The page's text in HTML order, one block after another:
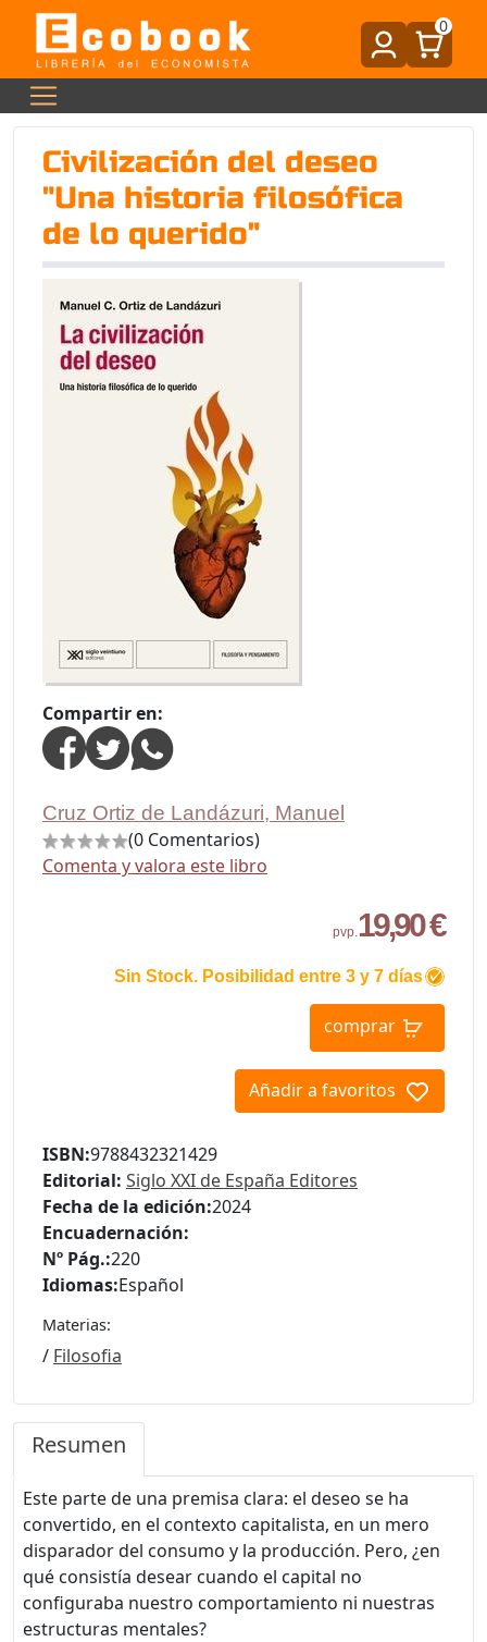
0
Civilización del deseo
"Una historia filosófica
de lo querido"
Compartir en:
Cruz Ortiz de Landázuri, Manuel
(0 Comentarios)
Comenta y valora este libro
pvp.19,90 €
Sin Stock. Posibilidad entre 3 y 7 días
comprar
Añadir a favoritos
ISBN:9788432321429
Editorial: Siglo XXI de España Editores
Fecha de la edición:2024
Encuadernación:
Nº Pág.:220
Idiomas:Español
Materias:
/ Filosofia
Resumen
Este parte de una premisa clara: el deseo se ha
convertido, en el contexto capitalista, en un mero
disparador del consumo y la producción. Pero, ¿en
qué consistía desear cuando el capital no
configuraba nuestro comportamiento ni nuestras
estructuras mentales?